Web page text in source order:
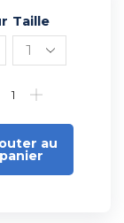
Taille
au
panier
Alternative: